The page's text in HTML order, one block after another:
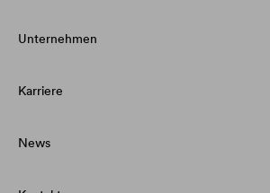
Steildachschutz
Fassadenschutz & -gestaltung
Flachdachschutz & -drainage
Bauwerksabdichtung & Drainage
Unternehmen
Struktur
Werte
Karriere
DÖRKEN als Arbeitgeber
News